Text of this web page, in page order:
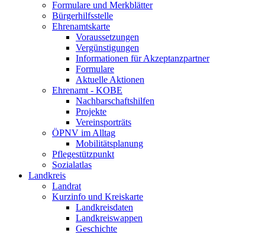
Formulare und Merkblätter
Bürgerhilfsstelle
Ehrenamtskarte
Voraussetzungen
Vergünstigungen
Informationen für Akzeptanzpartner
Formulare
Aktuelle Aktionen
Ehrenamt - KOBE
Nachbarschaftshilfen
Projekte
Vereinsporträts
ÖPNV im Alltag
Mobilitätsplanung
Pflegestützpunkt
Sozialatlas
Landkreis
Landrat
Kurzinfo und Kreiskarte
Landkreisdaten
Landkreiswappen
Geschichte